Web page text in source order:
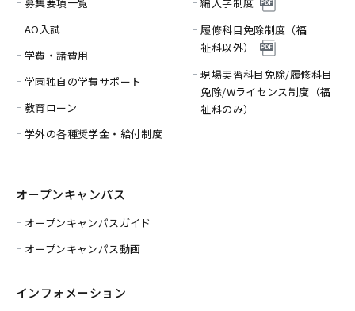
AO入試
学費・諸費用
学園独自の学費サポート
教育ローン
学外の各種奨学金・給付制度
履修科目免除制度（福
祉科以外）
現場実習科目免除/履修科目
免除/Wライセンス制度（福
祉科のみ）
オープンキャンパス
オープンキャンパスガイド
オープンキャンパス動画
インフォメーション